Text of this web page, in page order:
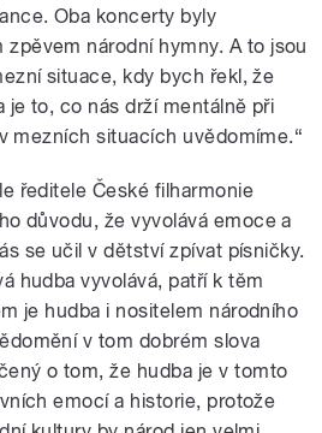
Oba koncerty byly
národní hymny. A to jsou
situace, kdy bych řekl, že
je to, co nás drží mentálně při
mezních situacích uvědomíme.“
ředitele České filharmonie
důvodu, že vyvolává emoce a
se učil v dětství zpívat písničky.
hudba vyvolává, patří k těm
je hudba i nositelem národního
v tom dobrém slova
o tom, že hudba je v tomto
emocí a historie, protože